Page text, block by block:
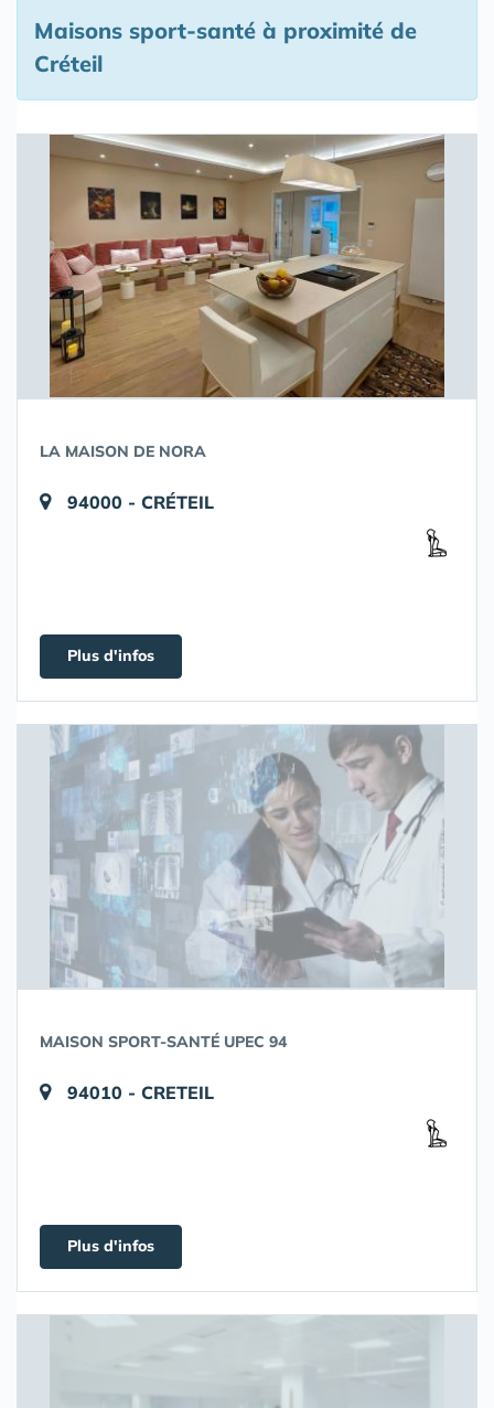
Maisons sport-santé à proximité de
Créteil
LA MAISON DE NORA
94000 - CRÉTEIL
Plus d'infos
MAISON SPORT-SANTÉ UPEC 94
94010 - CRETEIL
Plus d'infos